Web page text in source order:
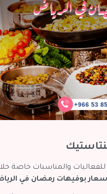
للفعاليات والمناسبات
بوفيهات رمضان في